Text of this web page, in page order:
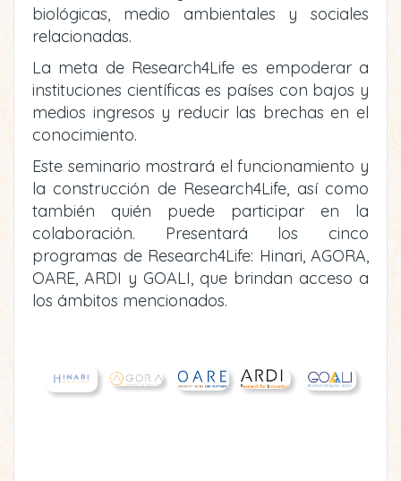
biológicas, medio ambientales y sociales
relacionadas.
La meta de Research4Life es empoderar a
instituciones científicas es países con bajos y
medios ingresos y reducir las brechas en el
conocimiento.
Este seminario mostrará el funcionamiento y
la construcción de Research4Life, así como
también quién puede participar en la
colaboración. Presentará los cinco
programas de Research4Life: Hinari, AGORA,
OARE, ARDI y GOALI, que brindan acceso a
los ámbitos mencionados.